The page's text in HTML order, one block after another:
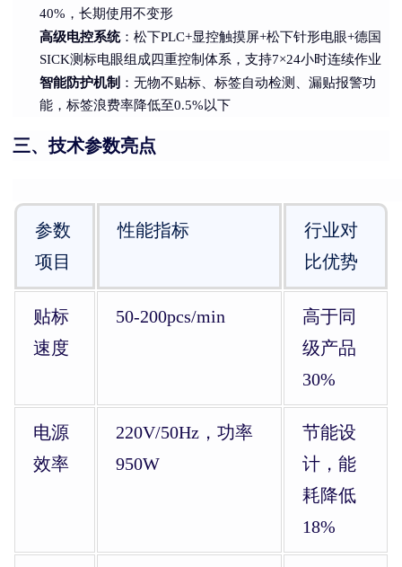
40%，长期使用不变形
高级电控系统：松下PLC+显控触摸屏+松下针形电眼+德国
SICK测标电眼组成四重控制体系，支持7×24小时连续作业
智能防护机制 ：无物不贴标、标签自动检测、漏贴报警功
能，标签浪费率降低至0.5%以下
三、技术参数亮点
参数
项目
性能指标
行业对
比优势
贴标
速度
50-200pcs/min
高于同
级产品
30%
电源
效率
220V/50Hz，功率
950W
节能设
计，能
耗降低
18%